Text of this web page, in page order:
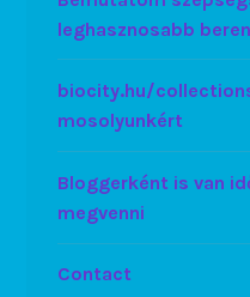
leghasznosabb
biocity.hu/
mosolyunkért
Bloggerként is van
megvenni
Contact